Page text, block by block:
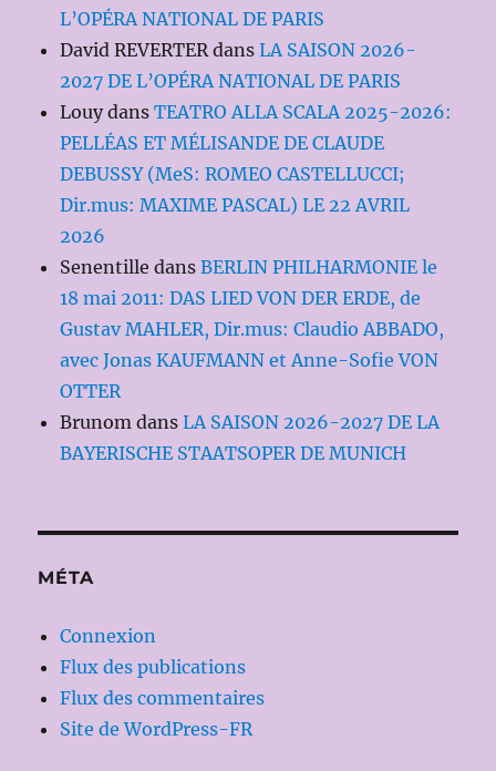
L’OPÉRA NATIONAL DE PARIS
David REVERTER dansLA SAISON 2026-
2027 DE L’OPÉRA NATIONAL DE PARIS
LouydansTEATRO ALLA SCALA 2025-2026:
PELLÉAS ET MÉLISANDE DE CLAUDE
DEBUSSY (MeS: ROMEO CASTELLUCCI;
Dir.mus: MAXIME PASCAL) LE 22 AVRIL
2026
Senentille dansBERLIN PHILHARMONIE le
18 mai 2011: DAS LIED VON DER ERDE, de
Gustav MAHLER, Dir.mus: Claudio ABBADO,
avec Jonas KAUFMANN et Anne-Sofie VON
OTTER
Brunom dansLA SAISON 2026-2027 DE LA
BAYERISCHE STAATSOPER DE MUNICH
MÉTA
Connexion
Flux des publications
Flux des commentaires
Site de WordPress-FR